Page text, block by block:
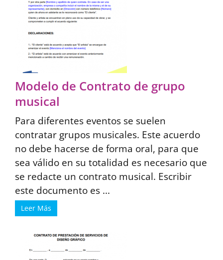
Modelo de Contrato de grupo
musical
Para diferentes eventos se suelen
contratar grupos musicales. Este acuerdo
no debe hacerse de forma oral, para que
sea válido en su totalidad es necesario que
se redacte un contrato musical. Escribir
este documento es ...
Leer Más